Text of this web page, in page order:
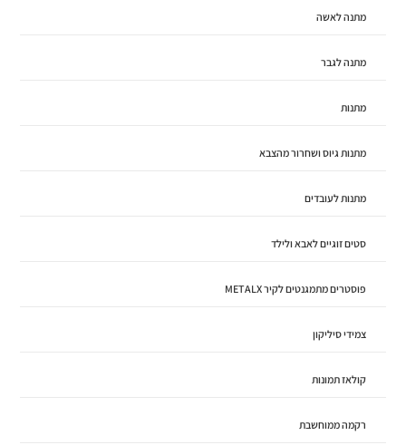
מתנה לאשה
מתנה לגבר
מתנות
מתנות גיוס ושחרור מהצבא
מתנות לעובדים
סטים זוגיים לאבא ולילד
פוסטרים מתמגנטים לקיר METALX
צמידי סיליקון
קולאז תמונות
רקמה ממוחשבת